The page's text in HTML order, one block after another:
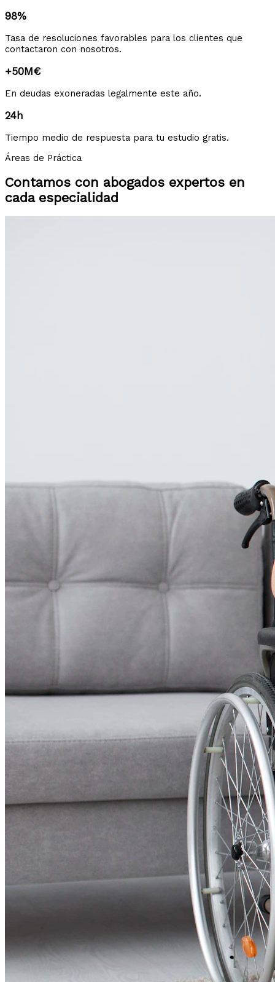
98%
Tasa de resoluciones favorables para los clientes que
contactaron con nosotros.
+50M€
En deudas exoneradas legalmente este año.
24h
Tiempo medio de respuesta para tu estudio gratis.
Áreas de Práctica
Contamos con abogados expertos en
cada especialidad